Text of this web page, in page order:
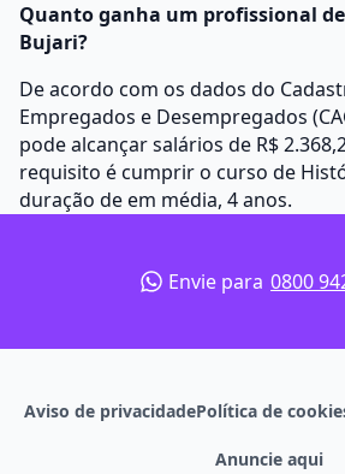
Quanto ganha um profissional
Bujari?
De acordo com os dados do
Empregados e Desempregados
pode alcançar salários de R$
requisito é cumprir o curso de
duração de em média, 4 anos.
Envie para 0800
Aviso de privacidadePolítica de
Anuncie aqui